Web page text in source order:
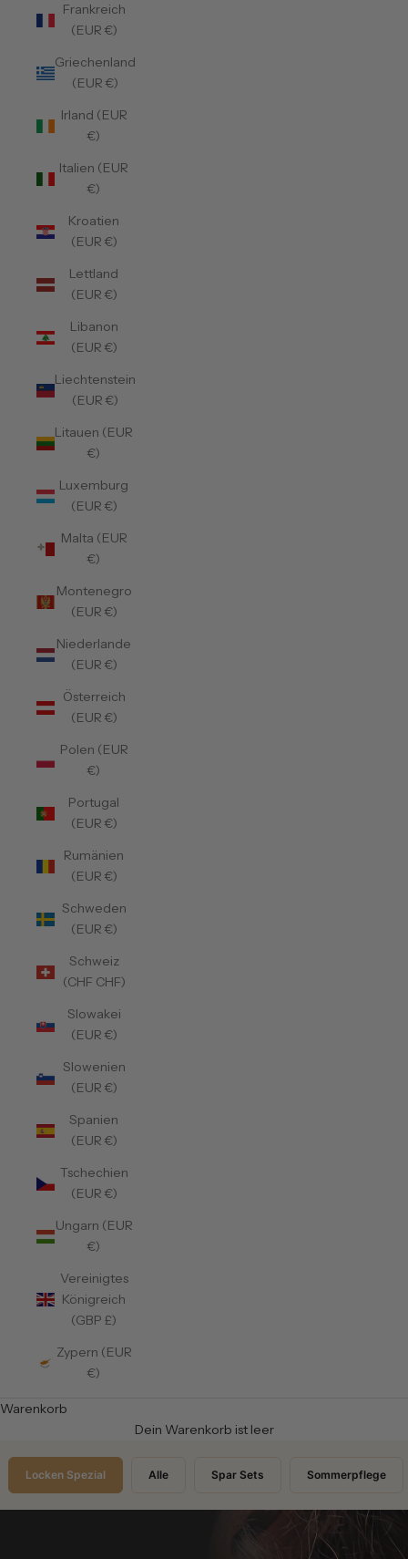
Frankreich
(EUR €)
Griechenland
(EUR €)
Irland (EUR
€)
Italien (EUR
€)
Kroatien
(EUR €)
Lettland
(EUR €)
Libanon
(EUR €)
Liechtenstein
(EUR €)
Litauen (EUR
€)
Luxemburg
(EUR €)
Malta (EUR
€)
Montenegro
(EUR €)
Niederlande
(EUR €)
Österreich
(EUR €)
Polen (EUR
€)
Portugal
(EUR €)
Rumänien
(EUR €)
Schweden
(EUR €)
Schweiz
(CHF CHF)
Slowakei
(EUR €)
Slowenien
(EUR €)
Spanien
(EUR €)
Tschechien
(EUR €)
Ungarn (EUR
€)
Vereinigtes
Königreich
(GBP £)
Zypern (EUR
€)
Warenkorb
Dein Warenkorb ist leer
Alle Spar Sets Sommerpflege
Locken Spezial